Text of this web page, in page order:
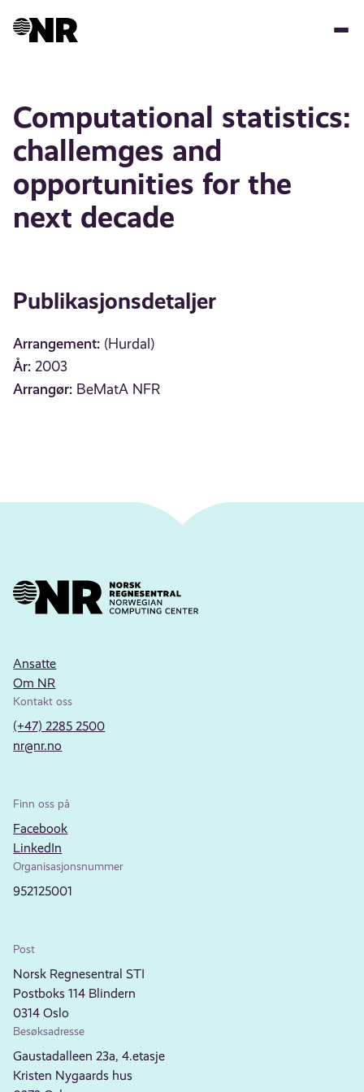
Computational statistics:
challemges and
opportunities for the
next decade
Publikasjonsdetaljer
Arrangement: (Hurdal)
År: 2003
Arrangør: BeMatA NFR
Ansatte
Om NR
Kontakt oss
(+47) 2285 2500
nr@nr.no
Finn oss på
Facebook
LinkedIn
Organisasjonsnummer
952125001
Post
Norsk Regnesentral STI
Postboks 114 Blindern
0314 Oslo
Besøksadresse
Gaustadalleen 23a, 4.etasje
Kristen Nygaards hus